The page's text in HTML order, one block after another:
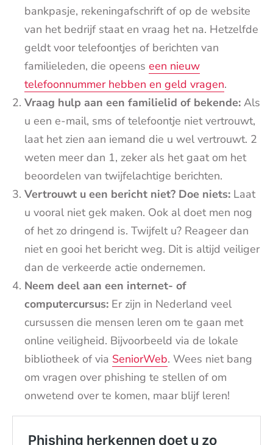
bankpasje, rekeningafschrift of op de website
van het bedrijf staat en vraag het na. Hetzelfde
geldt voor telefoontjes of berichten van
familieleden, die opeens een nieuw
telefoonnummer hebben en geld vragen.
Vraag hulp aan een familielid of bekende: Als
u een e-mail, sms of telefoontje niet vertrouwt,
laat het zien aan iemand die u wel vertrouwt. 2
weten meer dan 1, zeker als het gaat om het
beoordelen van twijfelachtige berichten.
Vertrouwt u een bericht niet? Doe niets: Laat
u vooral niet gek maken. Ook al doet men nog
of het zo dringend is. Twijfelt u? Reageer dan
niet en gooi het bericht weg. Dit is altijd veiliger
dan de verkeerde actie ondernemen.
Neem deel aan een internet- of
computercursus: Er zijn in Nederland veel
cursussen die mensen leren om te gaan met
online veiligheid. Bijvoorbeeld via de lokale
bibliotheek of via SeniorWeb. Wees niet bang
om vragen over phishing te stellen of om
onwetend over te komen, maar blijf leren!